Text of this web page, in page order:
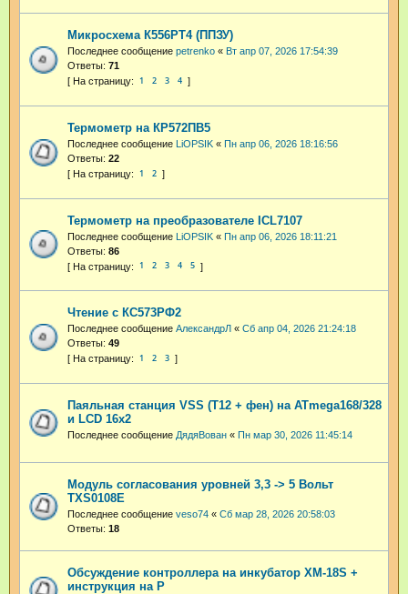
Микросхема К556РТ4 (ППЗУ)
Последнее сообщение petrenko « Вт апр 07, 2026 17:54:39
Ответы: 71
1 2 3 4
Термометр на КР572ПВ5
Последнее сообщение LiOPSIK « Пн апр 06, 2026 18:16:56
Ответы: 22
1 2
Термометр на преобразователе ICL7107
Последнее сообщение LiOPSIK « Пн апр 06, 2026 18:11:21
Ответы: 86
1 2 3 4 5
Чтение с КС573РФ2
Последнее сообщение АлександрЛ « Сб апр 04, 2026 21:24:18
Ответы: 49
1 2 3
Паяльная станция VSS (T12 + фен) на ATmega168/328
и LCD 16x2
Последнее сообщение ДядяВован « Пн мар 30, 2026 11:45:14
Модуль согласования уровней 3,3 -> 5 Вольт
TXS0108E
Последнее сообщение veso74 « Сб мар 28, 2026 20:58:03
Ответы: 18
Обсуждение контроллера на инкубатор XM-18S +
инструкция на Р